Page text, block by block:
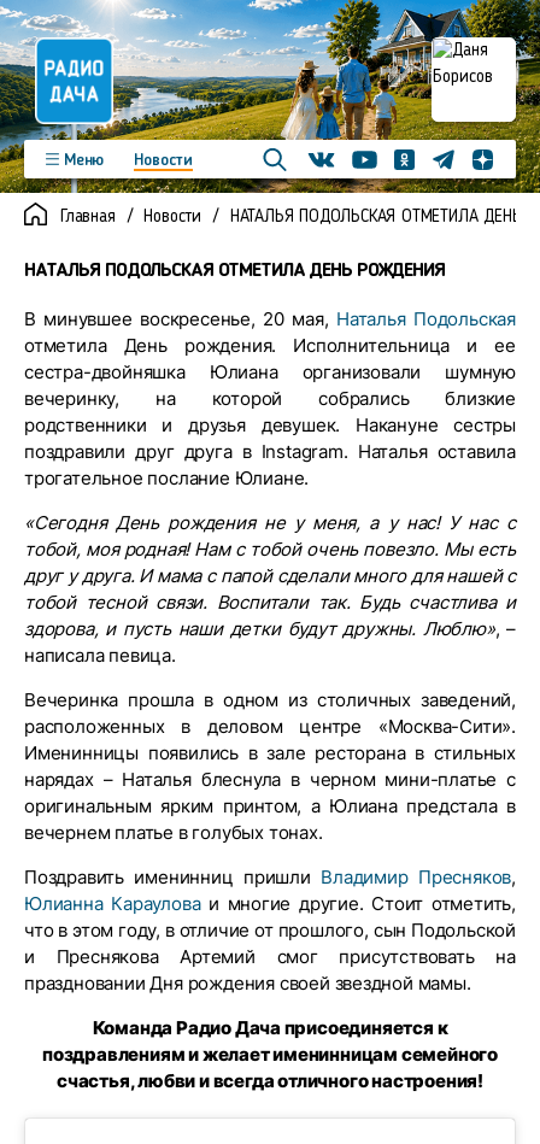
Меню
Новости
Программы
Подкасты
Новинки
Фото
Видео
ВконтактеYoutubeОдноклассники
ТелеграмЯндекс
Главная Новости НАТАЛЬЯ ПОДОЛЬСКАЯ ОТМЕТИЛА ДЕНЬ
НАТАЛЬЯ ПОДОЛЬСКАЯ ОТМЕТИЛА ДЕНЬ РОЖДЕНИЯ
В минувшее воскресенье, 20 мая, Наталья Подольская
отметила День рождения. Исполнительница и ее
сестра-двойняшка Юлиана организовали шумную
вечеринку, на которой собрались близкие
родственники и друзья девушек. Накануне сестры
поздравили друг друга в Instagram. Наталья оставила
трогательное послание Юлиане.
«Сегодня День рождения не у меня, а у нас! У нас с
тобой, моя родная! Нам с тобой очень повезло. Мы есть
друг у друга. И мама с папой сделали много для нашей с
тобой тесной связи. Воспитали так. Будь счастлива и
здорова, и пусть наши детки будут дружны. Люблю», –
написала певица.
Вечеринка прошла в одном из столичных заведений,
расположенных в деловом центре «Москва-Сити».
Именинницы появились в зале ресторана в стильных
нарядах – Наталья блеснула в черном мини-платье с
оригинальным ярким принтом, а Юлиана предстала в
вечернем платье в голубых тонах.
Поздравить именинниц пришли Владимир Пресняков,
Юлианна Карауловаи многие другие. Стоит отметить,
что в этом году, в отличие от прошлого, сын Подольской
и Преснякова Артемий смог присутствовать на
праздновании Дня рождения своей звездной мамы.
Команда Радио Дача присоединяется к
поздравлениям и желает именинницам семейного
счастья, любви и всегда отличного настроения!